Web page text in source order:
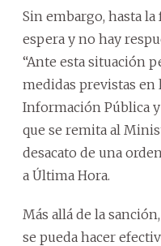
Sin embargo, hasta
espera y no hay
“Ante esta situación
medidas previstas en
Información Pública
que se remita al
desacato de una
a Última Hora.
Más allá de la
se pueda hacer